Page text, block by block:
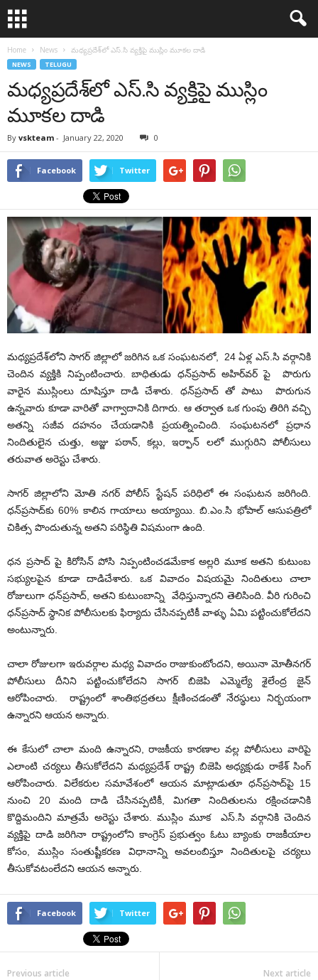
Home News మధ్యప్రదేశ్‌లో ఎస్.సి వ్యక్తిపై ముస్లిం మూకల దాడి
NEWS TELUGU
మధ్యప్రదేశ్‌లో ఎస్.సి వ్యక్తిపై ముస్లిం
మూకల దాడి
By vskteam - January 22, 2020 0
Facebook Twitter
మధ్యప్రదేశ్‌లోని సాగర్ జిల్లాలో జరిగిన ఒక సంఘటనలో, 24 ఏళ్ల ఎస్.సి వర్గానికి
చెందిన వ్యక్తికి నిప్పంటించారు. బాధితుడు ధన్‌ప్రసాద్ అహిర్‌వర్‌ పై పొరుగు
వారైన ముస్లింలు దూషిస్తూ దాడి చేశారు. ధన్‌ప్రసాద్ తో పాటు పొరుగున
ఉన్నవారు కూడా వారితో వాగ్వాదానికి దిగారు. ఆ తర్వాత ఒక గుంపు తిరిగి వచ్చి
అతన్ని సజీవ దహనం చేయడానికి ప్రయత్నించింది. సంఘటనలో ప్రధాన
నిందితులైన చుత్తు, అజ్జు పఠాన్, కల్లు, ఇర్ఫాన్ లలో ముగ్గురిని పోలీసులు
తరువాత అరెస్టు చేశారు.
సాగర్ జిల్లాలోని మోతి నగర్ పోలీస్ స్టేషన్ పరిధిలో ఈ సంఘటన జరిగింది.
ధన్‌ప్రసాద్‌కు 60% కాలిన గాయాలు అయ్యాయి. బి.ఎం.సి భోపాల్ ఆసుపత్రిలో
చికిత్స పొందుతున్న అతని పరిస్థితి విషమంగా ఉంది.
ధన ప్రసాద్ పై కిరోసిన్ పోసి నిప్పంటించడమేకాక అల్లరి మూక అతని కుటుంబ
సభ్యులపైన కూడా దాడిచేశారు. ఒక వివాదం విషయమై నిందితులు చాలా
రోజులుగా ధన్‌ప్రసాద్, అతని కుటుంబాన్ని వేధిస్తున్నారని తెలిసింది. వీరి గురించి
ధన్‌ప్రసాద్ స్థానిక పోలీసులకు ఫిర్యాదు చేసినప్పటికీ వాళ్ళు ఏమి పట్టించుకోలేదని
అంటున్నారు.
చాలా రోజులగా ఇరువర్గాల మధ్య వివాదం రాజుకుంటోందని, అయినా మోతీనగర్
పోలీసులు దీనిని పట్టించుకోలేదని సాగర్ బిజెపి ఎమ్మెల్యే శైలేంద్ర జైన్
ఆరోపించారు. రాష్ట్రంలో శాంతిభద్రతలు క్షీణించడంతో నేరస్థులు నిర్భయంగా
ఉన్నారని ఆయన అన్నారు.
ఈ కేసులో చాలా మంది ఉన్నారని, రాజకీయ కారణాల వల్ల పోలీసులు వారిపై
ఎలాంటి చర్యలు తీసుకోలేదని మధ్యప్రదేశ్ రాష్ట్ర బిజెపి అధ్యక్షుడు రాకేశ్ సింగ్
ఆరోపించారు. విలేకరుల సమావేశంలో ఆయన మాట్లాడుతూ ధన్‌ప్రసాద్‌పై 15
నుంచి 20 మంది దాడి చేసినప్పటికీ, మిగతా నిందితులను రక్షించడానికి
కొద్దిమందిని మాత్రమే అరెస్టు చేశారు. ముస్లిం మూక ఎస్.సి వర్గానికి చెందిన
వ్యక్తిపై దాడి జరిగినా రాష్ట్రంలోని కాంగ్రెస్‌ ప్రభుత్వం ఓటు బ్యాంకు రాజకీయాల
కోసం, ముస్లిం సంతుష్టీకరణ విధానాన్ని అవలంబిస్తూ నిందితులపై చర్యలు
తీసుకోవటంలేదని ఆయన అన్నారు.
Facebook Twitter
Previous article Next article